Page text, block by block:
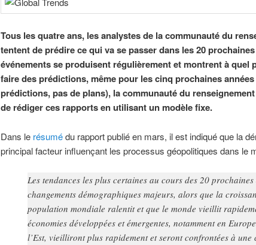
Tous les quatre ans, les analystes de la communauté du
tentent de prédire ce qui va se passer dans les 20
événements se produisent régulièrement et montrent à quel
faire des prédictions, même pour les cinq prochaines
prédictions, pas de plans), la communauté du
de rédiger ces rapports en utilisant un modèle fixe.
Dans le résumédu rapport publié en mars, il est indiqué que la
principal facteur influençant les processus géopolitiques dans le
Les tendances les plus certaines au cours des 20 prochaines
changements démographiques majeurs, alors que la
population mondiale ralentit et que le monde vieillit
économies développées et émergentes, notamment en
l’Est, vieilliront plus rapidement et seront confrontées à une